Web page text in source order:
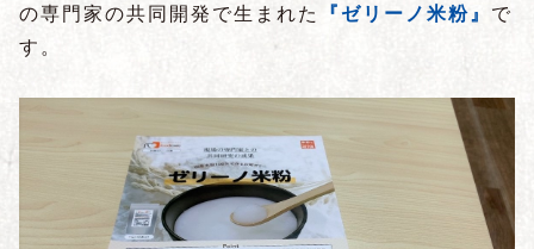
の専門家の共同開発で生まれた
『ゼリーノ米粉』 で
す。